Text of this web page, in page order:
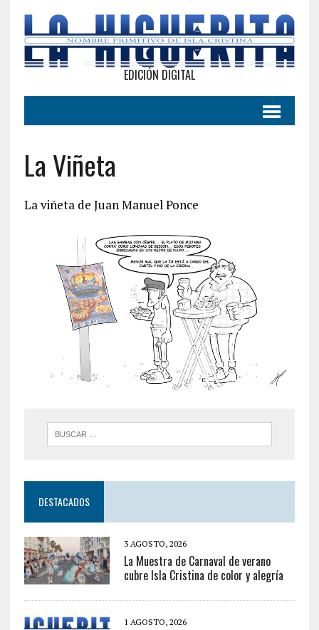
EDICIÓN DIGITAL
La Viñeta
La viñeta de Juan Manuel Ponce
DESTACADOS
3 AGOSTO, 2026
La Muestra de Carnaval de verano
cubre Isla Cristina de color y alegría
1 AGOSTO, 2026